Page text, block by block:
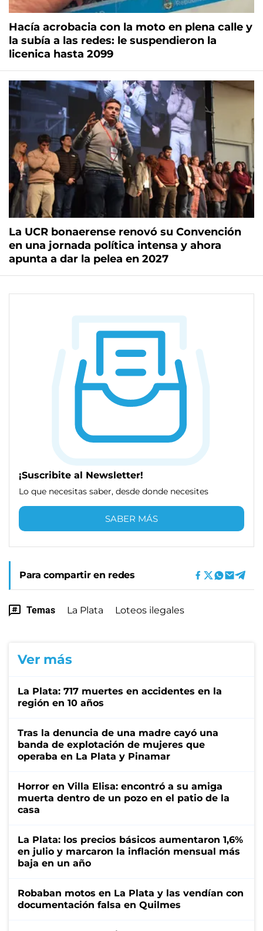
Hacía acrobacia con la moto en plena calle y
la subía a las redes: le suspendieron la
licenica hasta 2099
La UCR bonaerense renovó su Convención
en una jornada política intensa y ahora
apunta a dar la pelea en 2027
¡Suscribite al Newsletter!
Lo que necesitas saber, desde donde necesites
SABER MÁS
Para compartir en redes
Temas La Plata Loteos ilegales
Ver más
La Plata: 717 muertes en accidentes en la
región en 10 años
Tras la denuncia de una madre cayó una
banda de explotación de mujeres que
operaba en La Plata y Pinamar
Horror en Villa Elisa: encontró a su amiga
muerta dentro de un pozo en el patio de la
casa
La Plata: los precios básicos aumentaron 1,6%
en julio y marcaron la inflación mensual más
baja en un año
Robaban motos en La Plata y las vendían con
documentación falsa en Quilmes